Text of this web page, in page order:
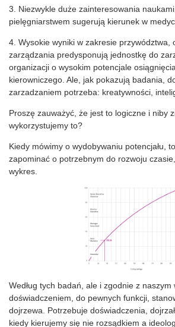
3. Niezwykle duże zainteresowania
pielęgniarstwem sugerują kierunek w
4. Wysokie wyniki w zakresie przywództwa,
zarządzania predysponują jednostkę do
organizacji o wysokim potencjale
kierowniczego. Ale, jak pokazują badania,
zarzadzaniem potrzeba: kreatywności,
Proszę zauważyć, że jest to logiczne i niby
wykorzystujemy to?
Kiedy mówimy o wydobywaniu potencjału,
zapominać o potrzebnym do rozwoju
wykres.
Według tych badań, ale i zgodnie z naszym
doświadczeniem, do pewnych funkcji,
dojrzewa. Potrzebuje doświadczenia,
kiedy kierujemy się nie rozsądkiem a